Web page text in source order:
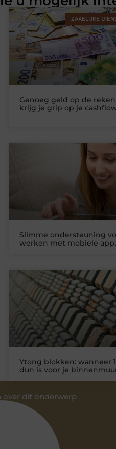
ZAKELIJKE
Genoeg geld op de
krijg je grip op je
Slimme ondersteuning
werken met mobiele
Ytong blokken: wanneer
dun is voor je
over dit onderwerp